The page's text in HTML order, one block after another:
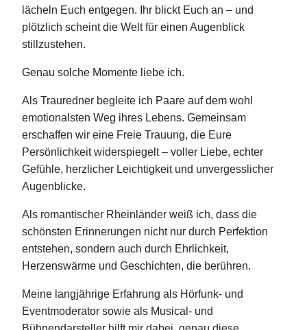
lächeln Euch entgegen. Ihr blickt Euch an – und
plötzlich scheint die Welt für einen Augenblick
stillzustehen.
Genau solche Momente liebe ich.
Als Trauredner begleite ich Paare auf dem wohl
emotionalsten Weg ihres Lebens. Gemeinsam
erschaffen wir eine Freie Trauung, die Eure
Persönlichkeit widerspiegelt – voller Liebe, echter
Gefühle, herzlicher Leichtigkeit und unvergesslicher
Augenblicke.
Als romantischer Rheinländer weiß ich, dass die
schönsten Erinnerungen nicht nur durch Perfektion
entstehen, sondern auch durch Ehrlichkeit,
Herzenswärme und Geschichten, die berühren.
Meine langjährige Erfahrung als Hörfunk- und
Eventmoderator sowie als Musical- und